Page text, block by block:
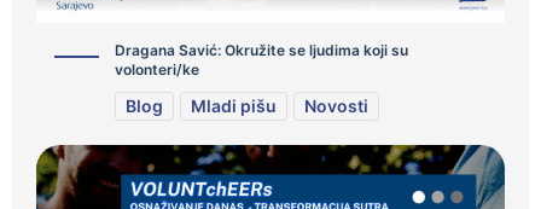
Dragana Savić: Okružite se ljudima koji su
volonteri/ke
Blog Mladi pišu Novosti